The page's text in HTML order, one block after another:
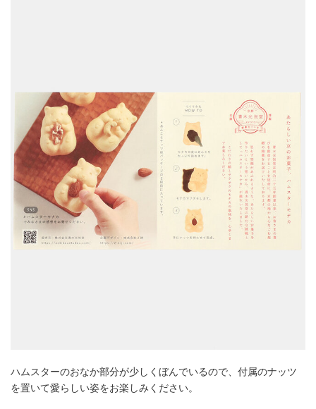
ハムスターのおなか部分が少しくぼんでいるので、付属のナッツ
を置いて愛らしい姿をお楽しみください。